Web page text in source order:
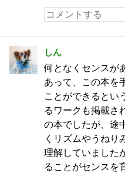
しん
何となくセンスが
あって、この本を
ことができるとい
るワークも掲載さ
の本でしたが、途
くリズムやうねり
理解していました
ることがセンスを